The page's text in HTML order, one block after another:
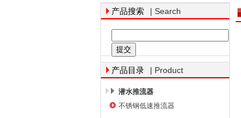
南京南蓝环保产业有限公司
产品搜索 | Search
产品目录 | Product
潜水推流器
不锈钢低速推流器